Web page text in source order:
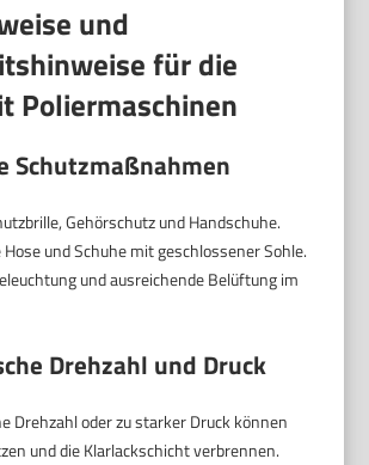
und
für die
Poliermaschinen
Schutzmaßnahmen
Gehörschutz und Handschuhe.
und Schuhe mit geschlossener Sohle.
und ausreichende Belüftung im
Drehzahl und Druck
Drehzahl oder zu starker Druck können
und die Klarlackschicht verbrennen.